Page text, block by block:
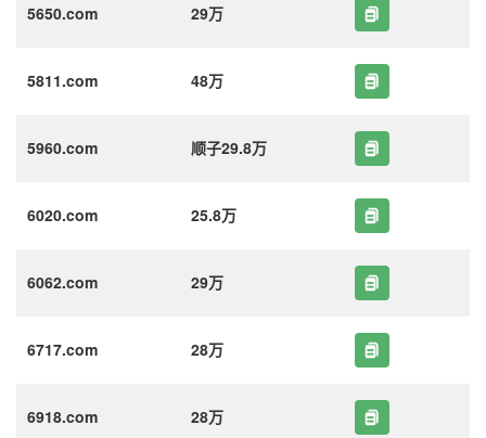
5650.com 29万
5811.com 48万
5960.com 顺子29.8万
6020.com 25.8万
6062.com 29万
6717.com 28万
6918.com 28万